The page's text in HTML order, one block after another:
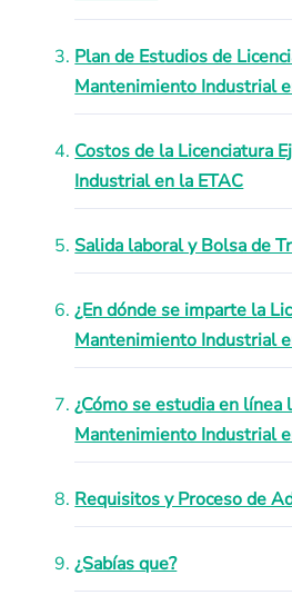
Plan de Estudios de
Mantenimiento Industrial
Costos de la Licenciatura
Industrial en la ETAC
Salida laboral y Bolsa de
¿En dónde se imparte la
Mantenimiento Industrial
¿Cómo se estudia en línea
Mantenimiento Industrial
Requisitos y Proceso de
¿Sabías que?